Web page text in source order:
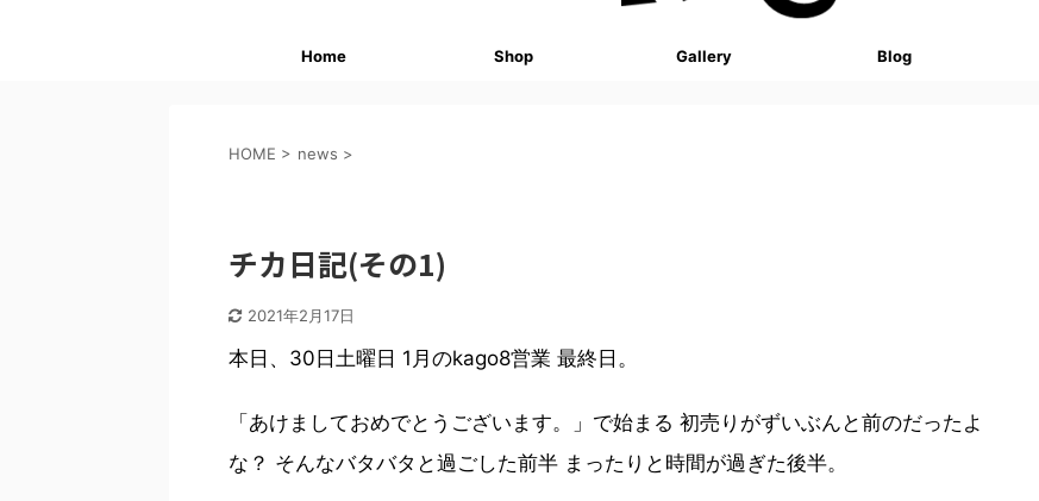
Home Shop Gallery Blog
HOME > news >
チカ日記(その1)
2021年2月17日
本日、30日土曜日 1月のkago8営業 最終日。
「あけましておめでとうございます。」で始まる 初売りがずいぶんと前のだったよ
な？ そんなバタバタと過ごした前半 まったりと時間が過ぎた後半。